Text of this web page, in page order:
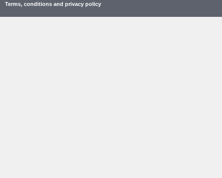
Terms, conditions and privacy policy